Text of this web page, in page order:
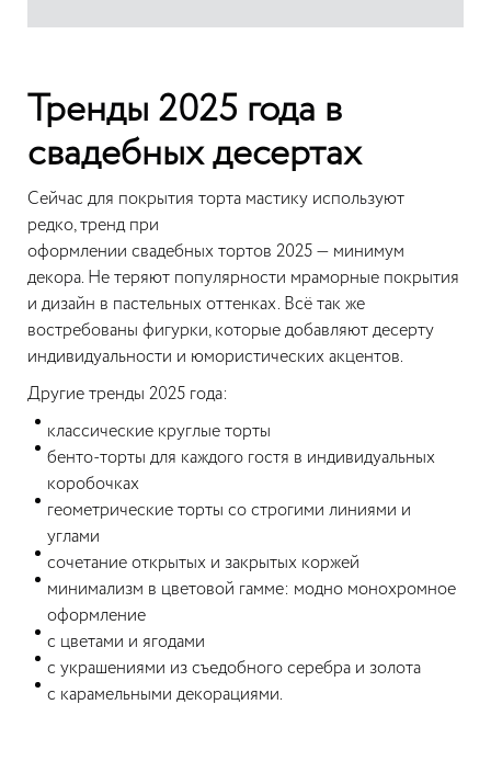
Тренды 2025 года в
свадебных десертах
Сейчас для покрытия торта мастику используют
редко, тренд при
оформлении свадебных тортов 2025 — минимум
декора. Не теряют популярности мраморные покрытия
и дизайн в пастельных оттенках. Всё так же
востребованы фигурки, которые добавляют десерту
индивидуальности и юмористических акцентов.
Другие тренды 2025 года:
классические круглые торты
бенто-торты для каждого гостя в индивидуальных
коробочках
геометрические торты со строгими линиями и
углами
сочетание открытых и закрытых коржей
минимализм в цветовой гамме: модно монохромное
оформление
с цветами и ягодами
с украшениями из съедобного серебра и золота
с карамельными декорациями.